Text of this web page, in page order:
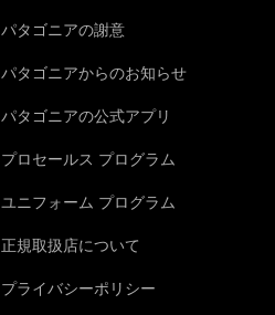
パタゴニアの謝意
パタゴニアからのお知らせ
パタゴニアの公式アプリ
プロセールス プログラム
ユニフォーム プログラム
正規取扱店について
プライバシーポリシー